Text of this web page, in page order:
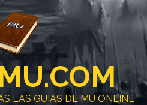
LAS GUIAS DE MU ONLINE